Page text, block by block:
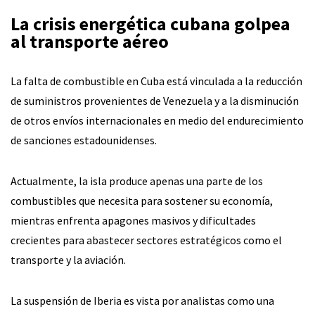
La crisis energética cubana golpea
al transporte aéreo
La falta de combustible en Cuba está vinculada a la reducción
de suministros provenientes de Venezuela y a la disminución
de otros envíos internacionales en medio del endurecimiento
de sanciones estadounidenses.
Actualmente, la isla produce apenas una parte de los
combustibles que necesita para sostener su economía,
mientras enfrenta apagones masivos y dificultades
crecientes para abastecer sectores estratégicos como el
transporte y la aviación.
La suspensión de Iberia es vista por analistas como una